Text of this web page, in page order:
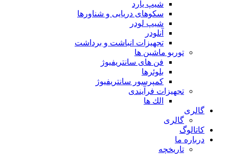
شيپ يارد
سكوهای دريايی و شناورها
شيپ لودر
آنلودر
تجهيزات انباشت و برداشت
توربو ماشين ها
فن های سانتريفيوژ
بلوئرها
کمپرسور سانتریفیوژ
تجهیزات فرآیندی
الك ها
گالری
گالری
کاتالوگ
درباره ما
تاريخچه